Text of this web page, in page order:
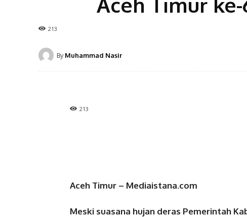
213
By Muhammad Nasir
213
Aceh Timur – Mediaistana.com
Meski suasana hujan deras Pemerintah